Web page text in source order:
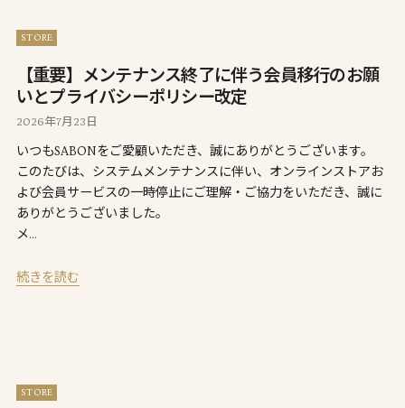
STORE
【重要】メンテナンス終了に伴う会員移行のお願
いとプライバシーポリシー改定
2026年7月23日
いつもSABONをご愛顧いただき、誠にありがとうございます。
このたびは、システムメンテナンスに伴い、オンラインストアお
よび会員サービスの一時停止にご理解・ご協力をいただき、誠に
ありがとうございました。
メ…
続きを読む
STORE